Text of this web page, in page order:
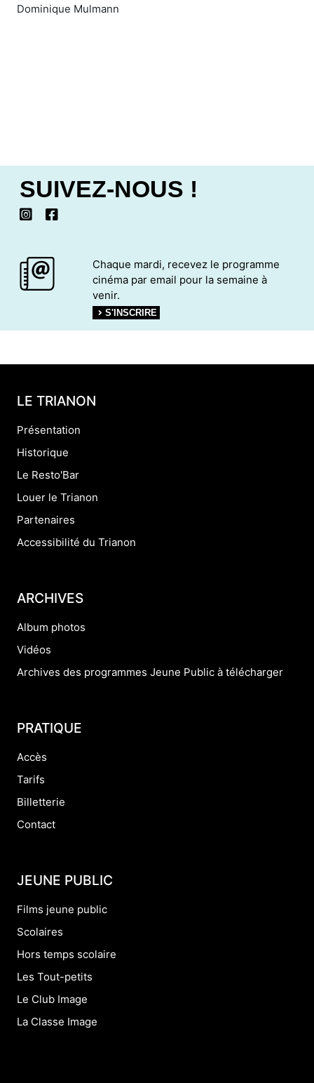
Dominique Mulmann
SUIVEZ-NOUS !
Chaque mardi, recevez le programme
cinéma par email pour la semaine à
venir.
S'INSCRIRE
LE TRIANON
Présentation
Historique
Le Resto'Bar
Louer le Trianon
Partenaires
Accessibilité du Trianon
ARCHIVES
Album photos
Vidéos
Archives des programmes Jeune Public à télécharger
PRATIQUE
Accès
Tarifs
Billetterie
Contact
JEUNE PUBLIC
Films jeune public
Scolaires
Hors temps scolaire
Les Tout-petits
Le Club Image
La Classe Image